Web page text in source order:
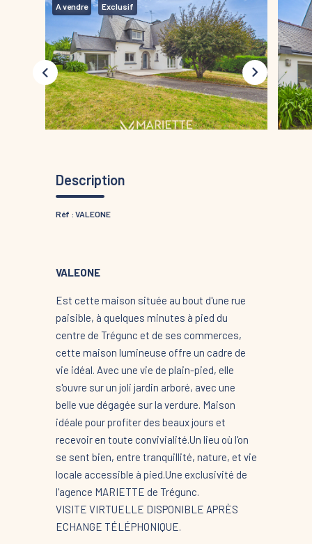
A vendre Exclusif
Description
Réf : VALEONE
VALEONE
Est cette maison située au bout d'une rue
paisible, à quelques minutes à pied du
centre de Trégunc et de ses commerces,
cette maison lumineuse offre un cadre de
vie idéal. Avec une vie de plain-pied, elle
s'ouvre sur un joli jardin arboré, avec une
belle vue dégagée sur la verdure. Maison
idéale pour profiter des beaux jours et
recevoir en toute convivialité.Un lieu où l'on
se sent bien, entre tranquillité, nature, et vie
locale accessible à pied.Une exclusivité de
l'agence MARIETTE de Trégunc.
VISITE VIRTUELLE DISPONIBLE APRÈS
ECHANGE TÉLÉPHONIQUE.